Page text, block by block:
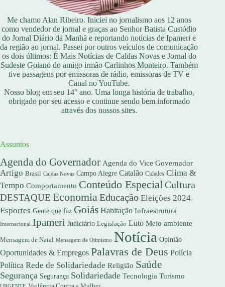
Me chamo Alan Ribeiro. Iniciei no jornalismo aos 12 anos
como vendedor de jornal e graças ao Senhor Batista Custódio
do Jornal Diário da Manhã e reportando notícias de Ipameri e
da região ao jornal. Passei por outros veículos de comunicação
os dois últimos: É Mais Notícias de Caldas Novas e Jornal do
Sudeste Goiano do amigo irmão Carlinhos Monteiro. Também
tive passagens por emissoras de rádio, emissoras de TV e
Canal no YouTube.
Nosso blog em seu 14° ano. Uma longa história de trabalho,
obrigado por seu acesso e continue sendo bem informado
através dos nossos sites.
Assuntos
Agenda do Governador Agenda do Vice Governador
Artigo Brasil Caldas Novas Campo Alegre Catalão Cidades Clima &
Tempo Comportamento Conteúdo EspecialCultura
DESTAQUE EconomiaEducação Eleições 2024
Esportes Gente que faz Goiás Habitação Infraestrutura
Internacional Ipameri Judiciário Legislação Luto Meio ambiente
Mensagem de Natal Mensagem de Otimismo Notícia Opinião
Oportunidades & Empregos Palavras de Deus Polícia
Política Rede de Solidariedade Religião Saúde
Segurança Segurança Solidariedade Tecnologia Turismo